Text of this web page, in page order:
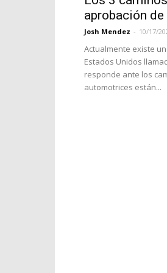
aprobación de
Josh Mendez - 10/17/
Actualmente existe
Estados Unidos
responde ante los
automotrices están...